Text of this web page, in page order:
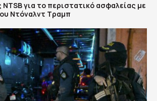
για το περιστατικό ασφαλείας με
Ντόναλντ Τραμπ